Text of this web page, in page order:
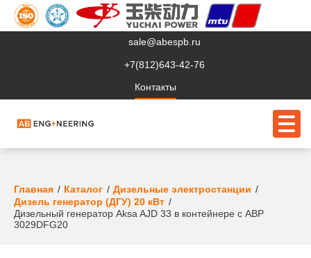
sale@abespb.ru
+7(812)643-42-76
Контакты
О компании
Клиентам
Главная Каталог
Дизельные электростанции
Дизель генератор (ДГУ) 20 кВт
Дизельный генератор Aksa AJD 33 в контейнере с АВР
3029DFG20